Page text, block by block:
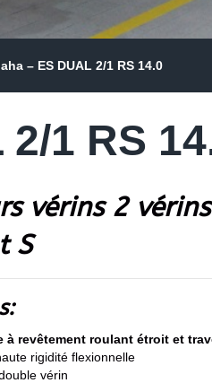
– ES DUAL 2/1 RS 14.0
1 RS
vérins 2
S
revêtement roulant étroit et
rigidité flexionnelle
vérin